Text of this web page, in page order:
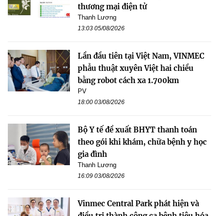
thương mại điện tử
Thanh Lương
13:03 05/08/2026
Lần đầu tiên tại Việt Nam, VINMEC
phẫu thuật xuyên Việt hai chiều
bằng robot cách xa 1.700km
PV
18:00 03/08/2026
Bộ Y tế đề xuất BHYT thanh toán
theo gói khi khám, chữa bệnh y học
gia đình
Thanh Lương
16:09 03/08/2026
Vinmec Central Park phát hiện và